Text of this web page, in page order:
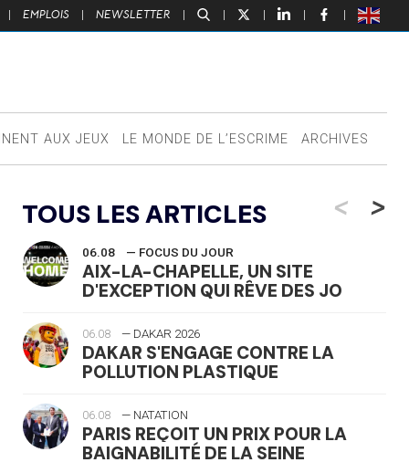
| EMPLOIS | NEWSLETTER | | | | |
AUX JEUX LE MONDE DE L’ESCRIME ARCHIVES
TOUS LES ARTICLES <
06.08 — FOCUS DU JOUR
AIX-LA-CHAPELLE, UN SITE
D'EXCEPTION QUI RÊVE DES JO
06.08 — DAKAR 2026
DAKAR S'ENGAGE CONTRE LA
POLLUTION PLASTIQUE
06.08 — NATATION
PARIS REÇOIT UN PRIX POUR LA
BAIGNABILITÉ DE LA SEINE
>